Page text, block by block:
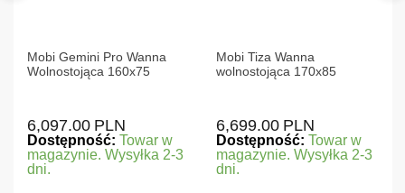
Mobi Gemini Pro Wanna
Wolnostojąca 160x75
6,097.00 PLN
Dostępność: Towar w
magazynie. Wysyłka 2-3
dni.
Mobi Tiza Wanna
wolnostojąca 170x85
6,699.00 PLN
Dostępność: Towar w
magazynie. Wysyłka 2-3
dni.